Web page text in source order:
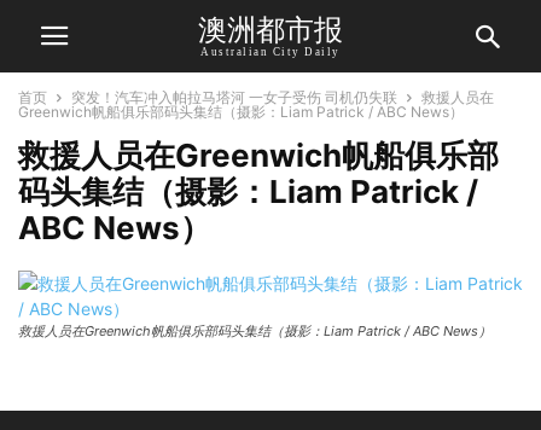
澳洲都市报
Australian City Daily
首页 突发！汽车冲入帕拉马塔河 一女子受伤 司机仍失联
救援人员在
Greenwich帆船俱乐部码头集结（摄影：Liam Patrick / ABC News）
救援人员在Greenwich帆船俱乐部
码头集结（摄影：Liam Patrick /
ABC News）
救援人员在Greenwich帆船俱乐部码头集结（摄影：Liam Patrick / ABC News）